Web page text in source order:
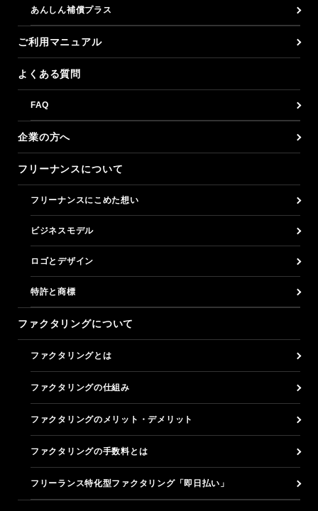
あんしん補償プラス
ご利用マニュアル
よくある質問
FAQ
企業の方へ
フリーナンスについて
フリーナンスにこめた想い
ビジネスモデル
ロゴとデザイン
特許と商標
ファクタリングについて
ファクタリングとは
ファクタリングの仕組み
ファクタリングのメリット・デメリット
ファクタリングの手数料とは
フリーランス特化型ファクタリング「即日払い」